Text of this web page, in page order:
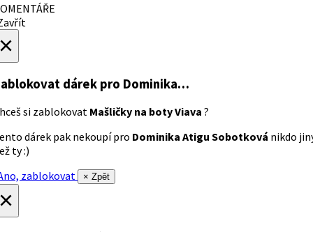
dárek pro Dominika…
si zablokovat Mašličky na boty Viava ?
dárek pak nekoupí pro Dominika Atigu Sobotková nikdo
ty :)
zablokovat
× Zpět